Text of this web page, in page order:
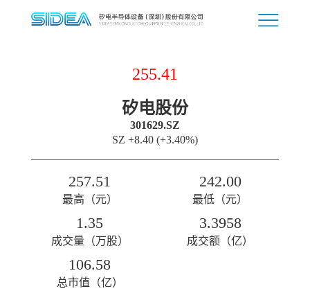
255.41
矽电股份
301629.SZ
SZ +8.40 (+3.40%)
257.51
最高（元）
242.00
最低（元）
1.35
成交量（万股）
3.3958
成交额（亿）
106.58
总市值（亿）